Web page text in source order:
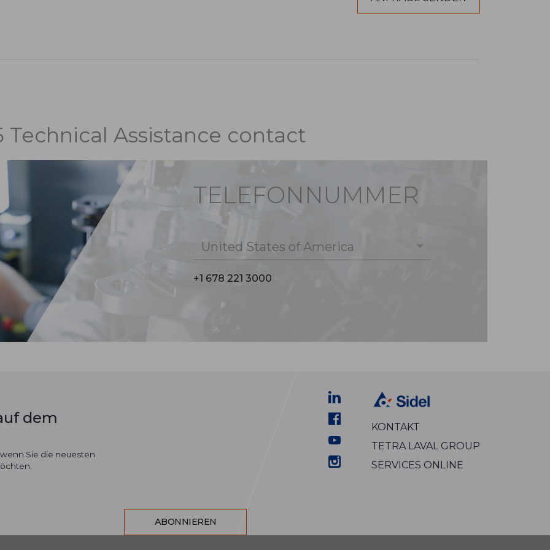
Technical Assistance contact
TELEFONNUMMER
United States of America
+1 678 221 3000
dem
Sie die neuesten
ABONNIEREN
KONTAKT
TETRA LAVAL GROUP
SERVICES ONLINE